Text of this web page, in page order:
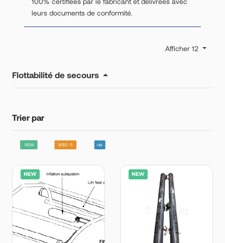
leurs documents de conformité.
Afficher 12
Flottabilité de secours
Trier par